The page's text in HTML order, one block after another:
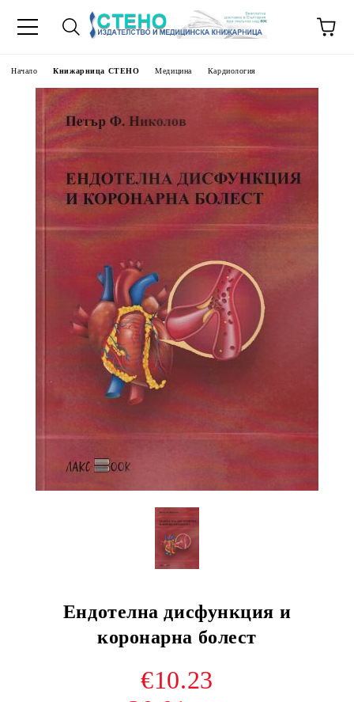
Начало Книжарница СТЕНО Медицина Кардиология
Ендотелна дисфункция и
коронарна болест
€10.23